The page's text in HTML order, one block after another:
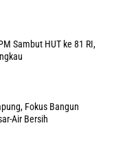
Sambut HUT ke 81 RI,
Fokus Bangun
Air Bersih